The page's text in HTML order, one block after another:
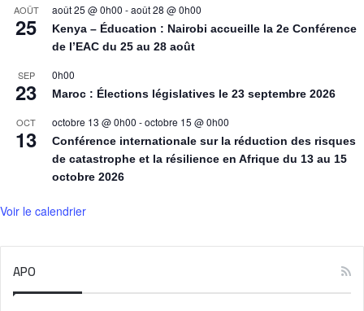
AOÛT
25
août 25 @ 0h00 -août 28 @ 0h00
Kenya – Éducation : Nairobi accueille la 2e Conférence
de l’EAC du 25 au 28 août
SEP
23
0h00
Maroc : Élections législatives le 23 septembre 2026
OCT
13
octobre 13 @ 0h00 -octobre 15 @ 0h00
Conférence internationale sur la réduction des risques
de catastrophe et la résilience en Afrique du 13 au 15
octobre 2026
Voir le calendrier
APO